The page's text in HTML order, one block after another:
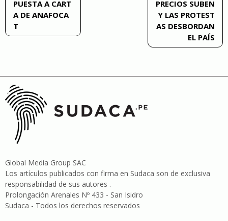
de
entradas
PUESTA A CART
A DE ANAFOCA
T
PRECIOS SUBEN
Y LAS PROTEST
AS DESBORDAN
EL PAÍS
Global Media Group SAC
Los artículos publicados con firma en Sudaca son de exclusiva
responsabilidad de sus autores .
Prolongación Arenales Nº 433 - San Isidro
Sudaca - Todos los derechos reservados